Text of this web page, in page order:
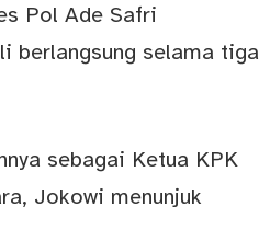
Pol Ade Safri
berlangsung selama tiga
sebagai Ketua KPK
Jokowi menunjuk